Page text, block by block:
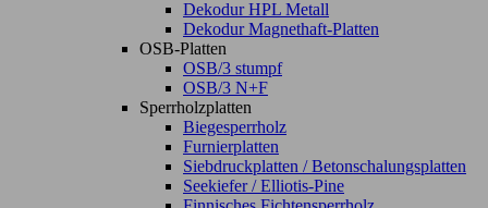
Dekodur HPL Metall
Dekodur Magnethaft-Platten
OSB-Platten
OSB/3 stumpf
OSB/3 N+F
Sperrholzplatten
Biegesperrholz
Furnierplatten
Siebdruckplatten / Betonschalungsplatten
Seekiefer / Elliotis-Pine